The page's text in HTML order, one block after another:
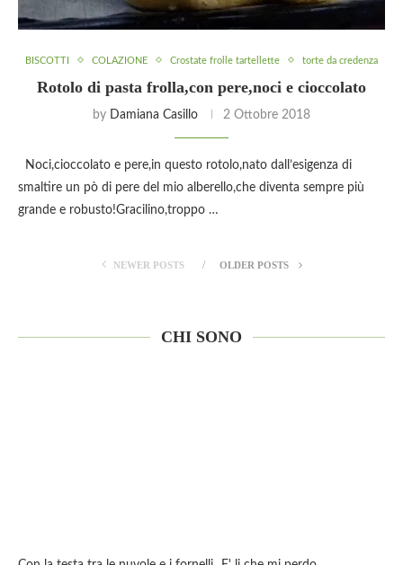
BISCOTTI COLAZIONE Crostate frolle tartellette torte da credenza
Rotolo di pasta frolla,con pere,noci e cioccolato
by Damiana Casillo 2 Ottobre 2018
Noci,cioccolato e pere,in questo rotolo,nato dall’esigenza di
smaltire un pò di pere del mio alberello,che diventa sempre più
grande e robusto!Gracilino,troppo …
NEWER POSTS OLDER POSTS
CHI SONO